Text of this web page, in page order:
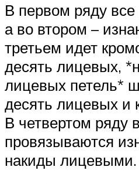
В первом ряду
а во втором –
третьем идет
десять лицевых,
лицевых петель*
десять лицевых и
В четвертом ряду
провязываются
накиды лицевыми.